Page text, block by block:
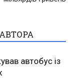
автобус із